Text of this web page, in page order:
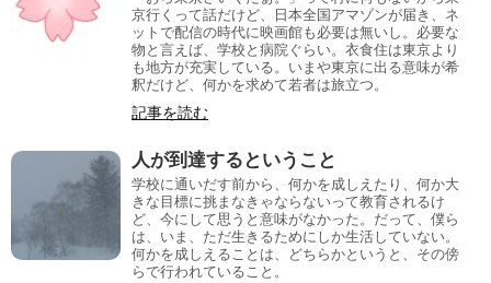
京行くって話だけど、日本全国アマゾンが届き、ネ
ットで配信の時代に映画館も必要は無いし。必要な
物と言えば、学校と病院ぐらい。衣食住は東京より
も地方が充実している。いまや東京に出る意味が希
釈だけど、何かを求めて若者は旅立つ。
記事を読む
人が到達するということ
学校に通いだす前から、何かを成しえたり、何か大
きな目標に挑まなきゃならないって教育されるけ
ど、今にして思うと意味がなかった。だって、僕ら
は、いま、ただ生きるためにしか生活していない。
何かを成しえることは、どちらかというと、その傍
らで行われていること。